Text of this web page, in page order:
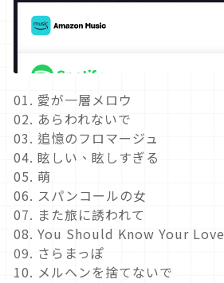
01. 愛が一層メロウ
02. あらわれないで
03. 追憶のフロマージュ
04. 眩しい、眩しすぎる
05. 萌
06. スパンコールの女
07. また旅に誘われて
08. You Should Know Your Love
09. さらまっぽ
10. メルヘンを捨てないで